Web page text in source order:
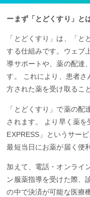
ーまず「とどくすり」と
「とどくすり」は、「
する仕組みです。ウェブ
導サポートや、薬の配達
す。 これにより、患者
方された薬を受け取るこ
「とどくすり」で薬の
されます。 より早く薬を
EXPRESS」というサー
最短当日にお薬が届く便
加えて、電話・オンライ
ン服薬指導を受けた際、
の中で決済が可能な医療